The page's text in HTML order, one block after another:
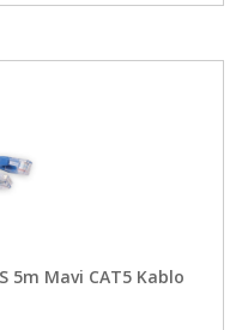
5m Mavi CAT5 Kablo